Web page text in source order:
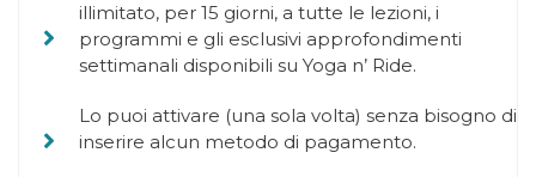
illimitato, per 15 giorni, a tutte le lezioni, i
programmi e gli esclusivi approfondimenti
settimanali disponibili su Yoga n’ Ride.
Lo puoi attivare (una sola volta) senza bisogno di
inserire alcun metodo di pagamento.